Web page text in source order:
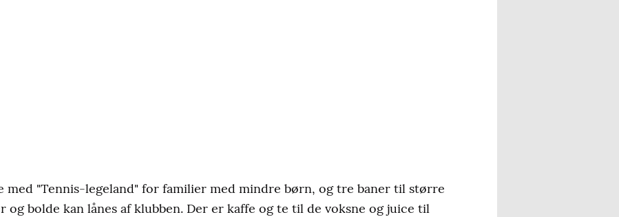
med "Tennis-legeland" for familier med mindre børn, og tre baner til større
og bolde kan lånes af klubben. Der er kaffe og te til de voksne og juice til